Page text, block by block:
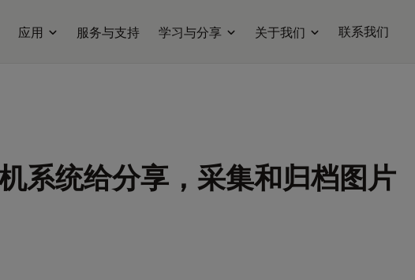
应用 服务与支持 学习与分享 关于我们 联系我们
系统给分享，采集和归档图片